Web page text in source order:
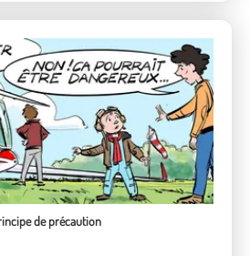
de précaution